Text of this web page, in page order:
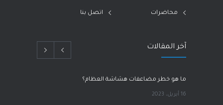
محاضرات اتصل بنا
آخر المقالات
ما هو خطر مضاعفات هشاشة العظام؟
16 أبريل، 2023